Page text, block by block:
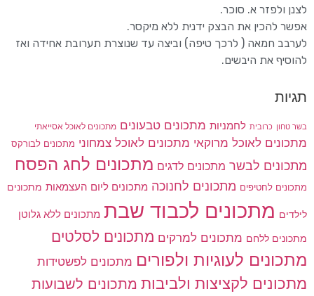
לצנן ולפזר א. סוכר.
אפשר להכין את הבצק ידנית ללא מיקסר.
לערבב חמאה ( לרכך טיפה) וביצה עד שנוצרת תערובת אחידה ואז
להוסיף את היבשים.
תגיות
בשר טחון כרובית לחמניות מתכונים טבעונים מתכונים לאוכל אסייאתי
מתכונים לאוכל מרוקאי מתכונים לאוכל צמחוני מתכונים לבורקס
מתכונים לבשר מתכונים לדגים מתכונים לחג הפסח
מתכונים לחטיפים מתכונים לחנוכה מתכונים ליום העצמאות מתכונים
לילדים מתכונים לכבוד שבת מתכונים ללא גלוטן
מתכונים ללחם מתכונים למרקים מתכונים לסלטים
מתכונים לעוגיות ולפורים מתכונים לפשטידות
מתכונים לקציצות ולביבות מתכונים לשבועות